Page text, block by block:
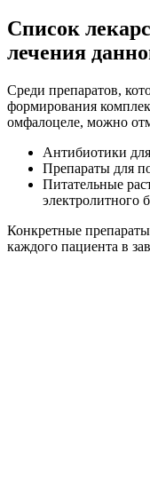
Список
лечения
Среди препаратов,
формирования
омфалоцеле, можно
Антибиотики
Препараты для
Питательные
электролитного
Конкретные
каждого пациента в